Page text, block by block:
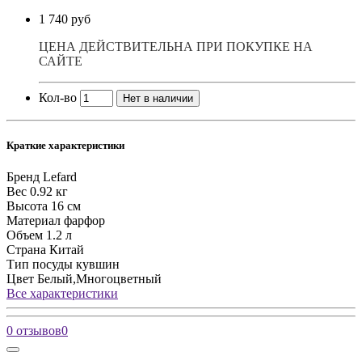
1 740 руб
ЦЕНА ДЕЙСТВИТЕЛЬНА ПРИ ПОКУПКЕ НА
САЙТЕ
Кол-во Нет в наличии
Краткие характеристики
Бренд Lefard
Вес 0.92 кг
Высота 16 см
Материал фарфор
Объем 1.2 л
Страна Китай
Тип посуды кувшин
Цвет Белый,Многоцветный
Все характеристики
0 отзывов0